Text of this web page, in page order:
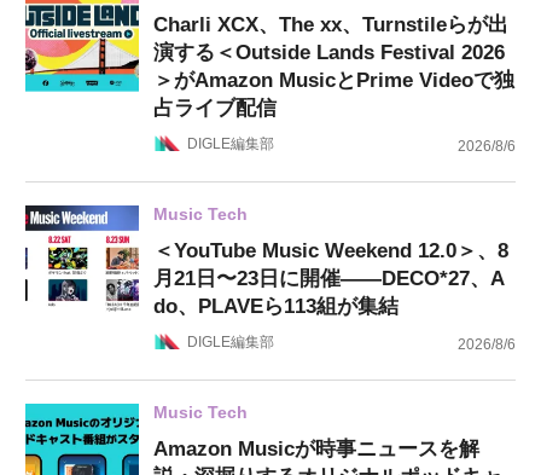
Charli XCX、The xx、Turnstileらが出
演する＜Outside Lands Festival 2026
＞がAmazon MusicとPrime Videoで独
占ライブ配信
DIGLE編集部 2026/8/6
Music Tech
＜YouTube Music Weekend 12.0＞、8
月21日〜23日に開催——DECO*27、A
do、PLAVEら113組が集結
DIGLE編集部 2026/8/6
Music Tech
Amazon Musicが時事ニュースを解